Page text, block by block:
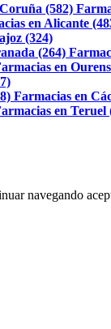
(582)
en Alicante
(324)
(264)
en
Farmacias en
en Teruel
navegando